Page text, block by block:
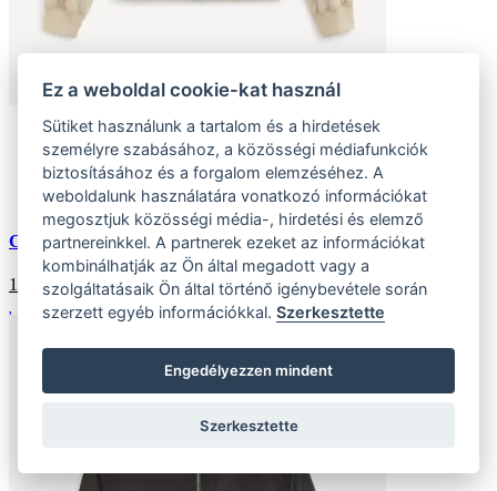
L
(8 ks)
Szállítás az otthoni:
Külső tároló (8 ks)
Szállítás 4-7 munkanapon belül
Cubluz bomber dzseki
18016HUF
Ez a weboldal cookie-kat használ
Sütiket használunk a tartalom és a hirdetések
személyre szabásához, a közösségi médiafunkciók
biztosításához és a forgalom elemzéséhez. A
weboldalunk használatára vonatkozó információkat
megosztjuk közösségi média-, hirdetési és elemző
partnereinkkel. A partnerek ezeket az információkat
kombinálhatják az Ön által megadott vagy a
szolgáltatásaik Ön által történő igénybevétele során
szerzett egyéb információkkal.Szerkesztette
Engedélyezzen mindent
Szerkesztette